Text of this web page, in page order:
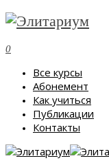
0
Все курсы
Абонемент
Как учиться
Публикации
Контакты